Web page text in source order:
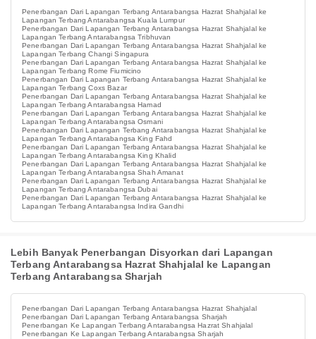
Penerbangan Dari Lapangan Terbang Antarabangsa Hazrat Shahjalal ke
Lapangan Terbang Antarabangsa Kuala Lumpur
Penerbangan Dari Lapangan Terbang Antarabangsa Hazrat Shahjalal ke
Lapangan Terbang Antarabangsa Tribhuvan
Penerbangan Dari Lapangan Terbang Antarabangsa Hazrat Shahjalal ke
Lapangan Terbang Changi Singapura
Penerbangan Dari Lapangan Terbang Antarabangsa Hazrat Shahjalal ke
Lapangan Terbang Rome Fiumicino
Penerbangan Dari Lapangan Terbang Antarabangsa Hazrat Shahjalal ke
Lapangan Terbang Coxs Bazar
Penerbangan Dari Lapangan Terbang Antarabangsa Hazrat Shahjalal ke
Lapangan Terbang Antarabangsa Hamad
Penerbangan Dari Lapangan Terbang Antarabangsa Hazrat Shahjalal ke
Lapangan Terbang Antarabangsa Osmani
Penerbangan Dari Lapangan Terbang Antarabangsa Hazrat Shahjalal ke
Lapangan Terbang Antarabangsa King Fahd
Penerbangan Dari Lapangan Terbang Antarabangsa Hazrat Shahjalal ke
Lapangan Terbang Antarabangsa King Khalid
Penerbangan Dari Lapangan Terbang Antarabangsa Hazrat Shahjalal ke
Lapangan Terbang Antarabangsa Shah Amanat
Penerbangan Dari Lapangan Terbang Antarabangsa Hazrat Shahjalal ke
Lapangan Terbang Antarabangsa Dubai
Penerbangan Dari Lapangan Terbang Antarabangsa Hazrat Shahjalal ke
Lapangan Terbang Antarabangsa Indira Gandhi
Lebih Banyak Penerbangan Disyorkan dari Lapangan
Terbang Antarabangsa Hazrat Shahjalal ke Lapangan
Terbang Antarabangsa Sharjah
Penerbangan Dari Lapangan Terbang Antarabangsa Hazrat Shahjalal
Penerbangan Dari Lapangan Terbang Antarabangsa Sharjah
Penerbangan Ke Lapangan Terbang Antarabangsa Hazrat Shahjalal
Penerbangan Ke Lapangan Terbang Antarabangsa Sharjah